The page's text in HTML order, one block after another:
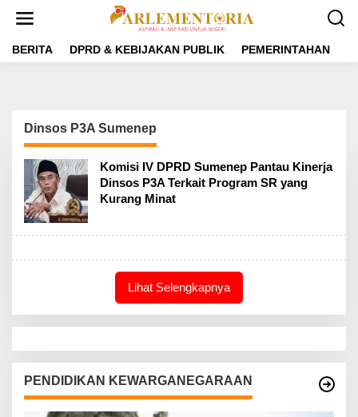
t
BERITA DPRD & KEBIJAKAN PUBLIK PEMERINTAHAN
Dinsos P3A Sumenep
Komisi IV DPRD Sumenep Pantau Kinerja
Dinsos P3A Terkait Program SR yang
Kurang Minat
Lihat Selengkapnya
PENDIDIKAN KEWARGANEGARAAN